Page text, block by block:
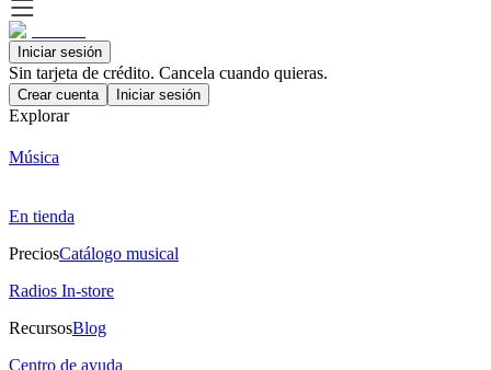
Iniciar sesión
Sin tarjeta de crédito. Cancela cuando quieras.
Crear cuenta Iniciar sesión
Explorar
Música
En tienda
PreciosCatálogo musical
Radios In-store
RecursosBlog
Centro de ayuda